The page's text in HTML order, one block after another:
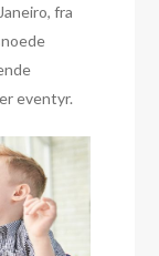
fra
eventyr.